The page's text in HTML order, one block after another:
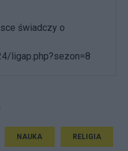
świadczy o
ligap.php?sezon=8
NAUKA RELIGIA